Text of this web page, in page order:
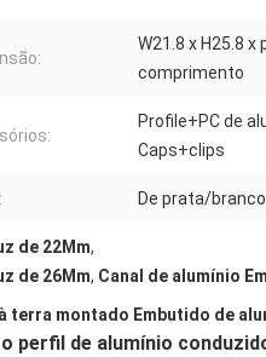
W21.8 x H25.8 x
comprimento
Profile+PC de
Caps+clips
De prata/
de 22Mm,
de 26Mm, Canal de alumínio
montado Embutido de
perfil de alumínio